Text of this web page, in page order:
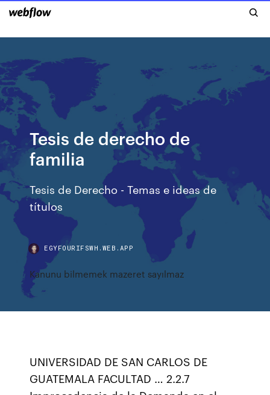
Tesis de derecho de
familia
Tesis de Derecho - Temas e ideas de
títulos
EGYFOURIFSWH.WEB.APP
Kanunu bilmemek mazeret sayılmaz
UNIVERSIDAD DE SAN CARLOS DE
GUATEMALA FACULTAD … 2.2.7